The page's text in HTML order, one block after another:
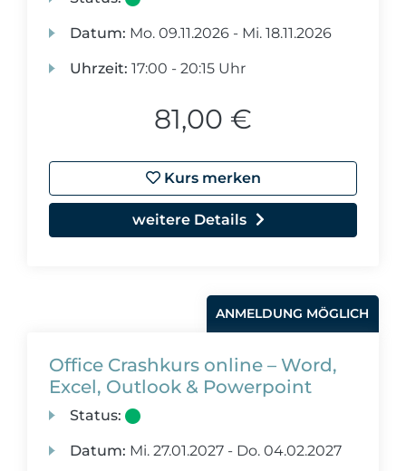
Datum: Mo. 09.11.2026 - Mi. 18.11.2026
Uhrzeit: 17:00 - 20:15 Uhr
81,00 €
Kurs merken
weitere Details
ANMELDUNG MÖGLICH
Office Crashkurs online – Word,
Excel, Outlook & Powerpoint
Status:
Datum: Mi. 27.01.2027 - Do. 04.02.2027